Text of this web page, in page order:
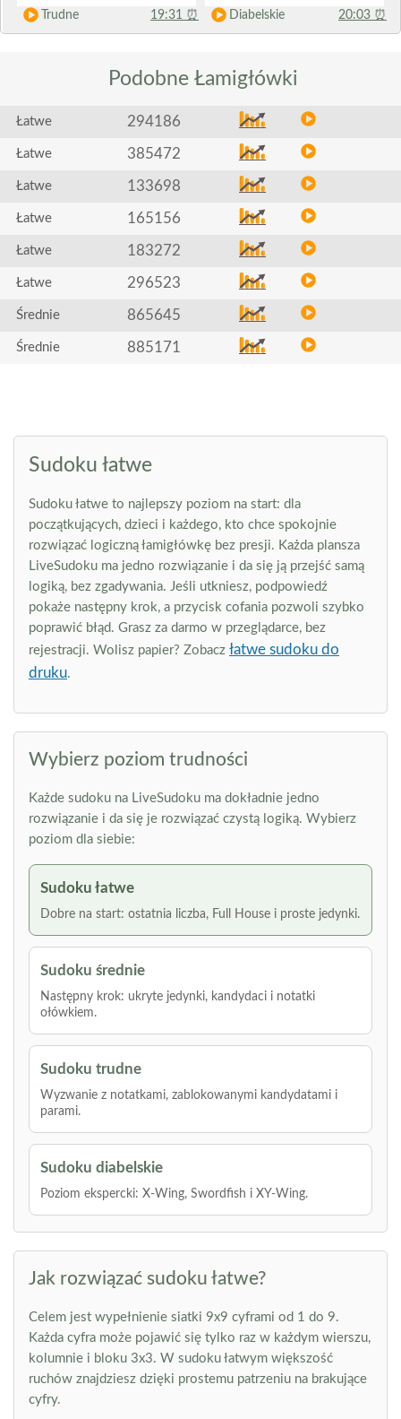
Trudne 19:31 ⏰ Diabelskie 20:03 ⏰
Podobne Łamigłówki
Łatwe 294186
Łatwe 385472
Łatwe 133698
Łatwe 165156
Łatwe 183272
Łatwe 296523
Średnie 865645
Średnie 885171
Sudoku łatwe
Sudoku łatwe to najlepszy poziom na start: dla
początkujących, dzieci i każdego, kto chce spokojnie
rozwiązać logiczną łamigłówkę bez presji. Każda plansza
LiveSudoku ma jedno rozwiązanie i da się ją przejść samą
logiką, bez zgadywania. Jeśli utkniesz, podpowiedź
pokaże następny krok, a przycisk cofania pozwoli szybko
poprawić błąd. Grasz za darmo w przeglądarce, bez
rejestracji. Wolisz papier? Zobacz łatwe sudoku do
druku.
Wybierz poziom trudności
Każde sudoku na LiveSudoku ma dokładnie jedno
rozwiązanie i da się je rozwiązać czystą logiką. Wybierz
poziom dla siebie:
Sudoku łatwe
Dobre na start: ostatnia liczba, Full House i proste jedynki.
Sudoku średnie
Następny krok: ukryte jedynki, kandydaci i notatki
ołówkiem.
Sudoku trudne
Wyzwanie z notatkami, zablokowanymi kandydatami i
parami.
Sudoku diabelskie
Poziom ekspercki: X-Wing, Swordfish i XY-Wing.
Jak rozwiązać sudoku łatwe?
Celem jest wypełnienie siatki 9x9 cyframi od 1 do 9.
Każda cyfra może pojawić się tylko raz w każdym wierszu,
kolumnie i bloku 3x3. W sudoku łatwym większość
ruchów znajdziesz dzięki prostemu patrzeniu na brakujące
cyfry.